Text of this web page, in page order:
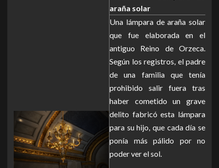
araña solar
Una lámpara de araña solar
que fue elaborada en el
antiguo Reino de Orzeca.
Según los registros, el padre
de una familia que tenía
prohibido salir fuera tras
haber cometido un grave
delito fabricó esta lámpara
para su hijo, que cada día se
ponía más pálido por no
poder ver el sol.